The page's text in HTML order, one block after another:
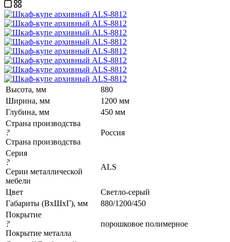
Высота, мм
880
Ширина, мм
1200 мм
Глубина, мм
450 мм
Страна производства
?
Страна производства
Россия
Серия
?
Серии металлической
мебели
ALS
Цвет
Светло-серый
Габариты (ВхШхГ), мм
880/1200/450
Покрытие
?
Покрытие металла
порошковое полимерное